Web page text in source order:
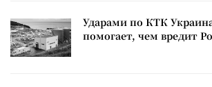
Ударами по КТК
помогает, чем вредит